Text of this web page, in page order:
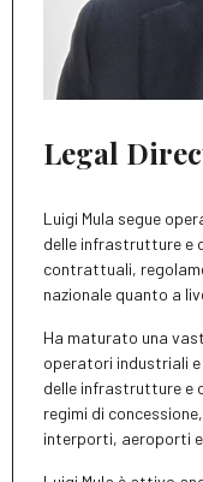
Legal
Luigi Mula segue
delle infrastrutture e
contrattuali,
nazionale quanto a
Ha maturato una
operatori industriali
delle infrastrutture e
regimi di
interporti, aeroporti